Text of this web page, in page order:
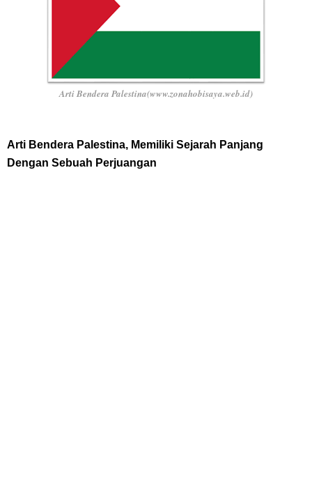
Arti Bendera Palestina(www.zonahobisaya.web.id)
Arti Bendera Palestina, Memiliki Sejarah Panjang
Dengan Sebuah Perjuangan